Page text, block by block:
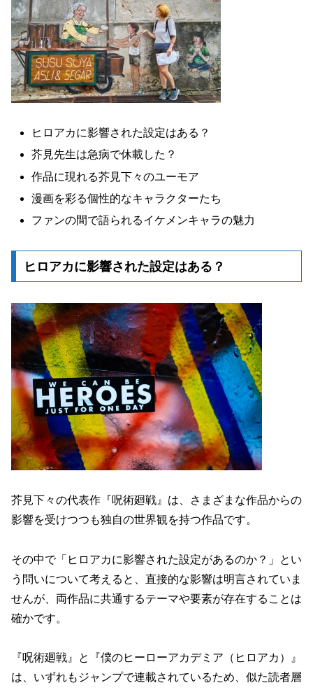
ヒロアカに影響された設定はある？
芥見先生は急病で休載した？
作品に現れる芥見下々のユーモア
漫画を彩る個性的なキャラクターたち
ファンの間で語られるイケメンキャラの魅力
ヒロアカに影響された設定はある？
芥見下々の代表作『呪術廻戦』は、さまざまな作品からの
影響を受けつつも独自の世界観を持つ作品です。
その中で「ヒロアカに影響された設定があるのか？」とい
う問いについて考えると、直接的な影響は明言されていま
せんが、両作品に共通するテーマや要素が存在することは
確かです。
『呪術廻戦』と『僕のヒーローアカデミア（ヒロアカ）』
は、いずれもジャンプで連載されているため、似た読者層